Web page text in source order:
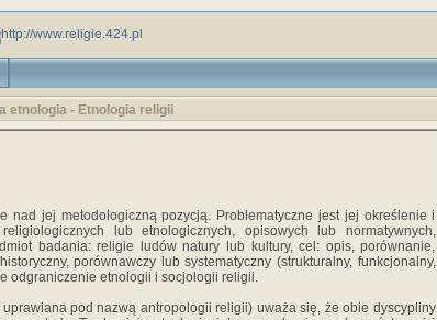
etnologia - Etnologia religii
nad jej metodologiczną pozycją. Problematyczne jest jej określenie i
lub etnologicznych, opisowych lub normatywnych,
badania: religie ludów natury lub kultury, cel: opis, porównanie,
porównawczy lub systematyczny (strukturalny, funkcjonalny,
odgraniczenie etnologii i socjologii religii.
pod nazwą antropologii religii) uważa się, że obie dyscypliny